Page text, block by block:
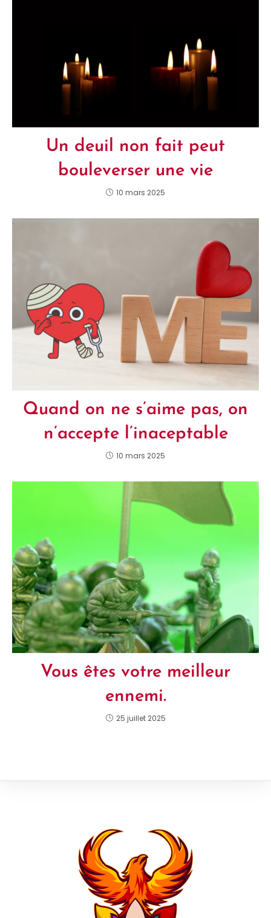
Un deuil non fait peut
bouleverser une vie
10 mars 2025
Quand on ne s’aime pas, on
n’accepte l’inaceptable
10 mars 2025
Vous êtes votre meilleur
ennemi.
25 juillet 2025